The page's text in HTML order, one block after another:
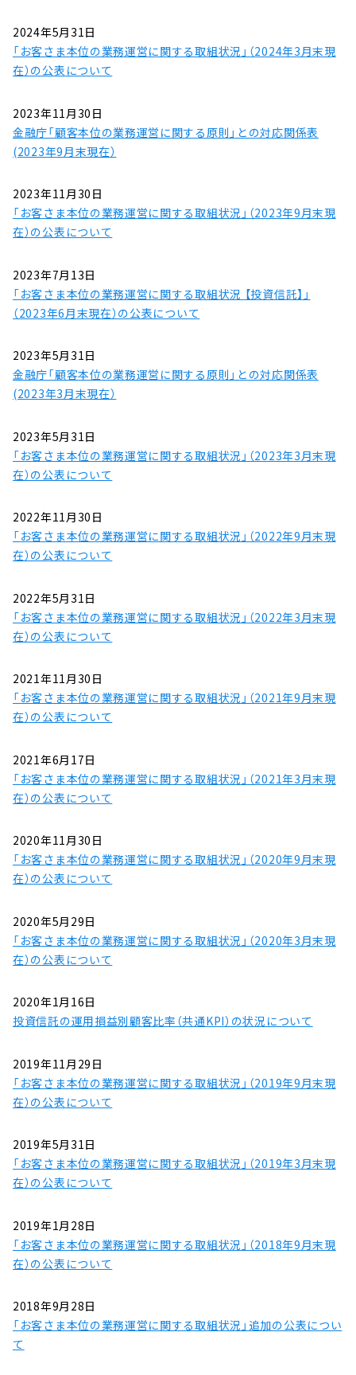
2024年5月31日
「お客さま本位の業務運営に関する取組状況」（2024年3月末現
在）の公表について
2023年11月30日
金融庁「顧客本位の業務運営に関する原則」との対応関係表
(2023年9月末現在）
2023年11月30日
「お客さま本位の業務運営に関する取組状況」（2023年9月末現
在）の公表について
2023年7月13日
「お客さま本位の業務運営に関する取組状況 【投資信託】」
（2023年6月末現在）の公表について
2023年5月31日
金融庁「顧客本位の業務運営に関する原則」との対応関係表
(2023年3月末現在）
2023年5月31日
「お客さま本位の業務運営に関する取組状況」（2023年3月末現
在）の公表について
2022年11月30日
「お客さま本位の業務運営に関する取組状況」（2022年9月末現
在）の公表について
2022年5月31日
「お客さま本位の業務運営に関する取組状況」（2022年3月末現
在）の公表について
2021年11月30日
「お客さま本位の業務運営に関する取組状況」（2021年9月末現
在）の公表について
2021年6月17日
「お客さま本位の業務運営に関する取組状況」（2021年3月末現
在）の公表について
2020年11月30日
「お客さま本位の業務運営に関する取組状況」（2020年9月末現
在）の公表について
2020年5月29日
「お客さま本位の業務運営に関する取組状況」（2020年3月末現
在）の公表について
2020年1月16日
投資信託の運用損益別顧客比率（共通KPI）の状況について
2019年11月29日
「お客さま本位の業務運営に関する取組状況」（2019年9月末現
在）の公表について
2019年5月31日
「お客さま本位の業務運営に関する取組状況」（2019年3月末現
在）の公表について
2019年1月28日
「お客さま本位の業務運営に関する取組状況」（2018年9月末現
在）の公表について
2018年9月28日
「お客さま本位の業務運営に関する取組状況」追加の公表につい
て